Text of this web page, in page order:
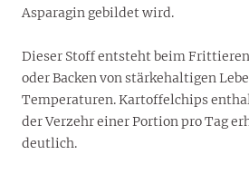
Asparagin gebildet wird.
Dieser Stoff entsteht beim
oder Backen von stärkehaltigen
Temperaturen. Kartoffelchips
der Verzehr einer Portion pro Tag
deutlich.